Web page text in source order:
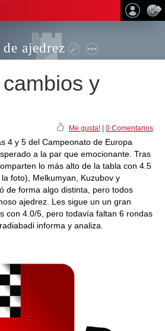
ajedrez
y
Me gusta! 0 Comentarios
4 y 5 del Campeonato de Europa
a la par que emocionante. Tras
lo más alto de la tabla con 4.5
foto), Melkumyan, Kuzubov y
de forma algo distinta, pero todos
ajedrez. Les sigue un un gran
con 4.0/5, pero todavía faltan 6 rondas
informa y analiza.